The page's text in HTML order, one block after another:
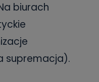
biurach
supremacja).